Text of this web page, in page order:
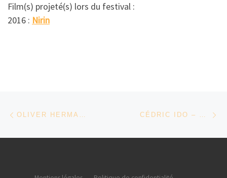
Film(s) projeté(s) lors du festival :
2016 : Nirin
Parcourir les articles